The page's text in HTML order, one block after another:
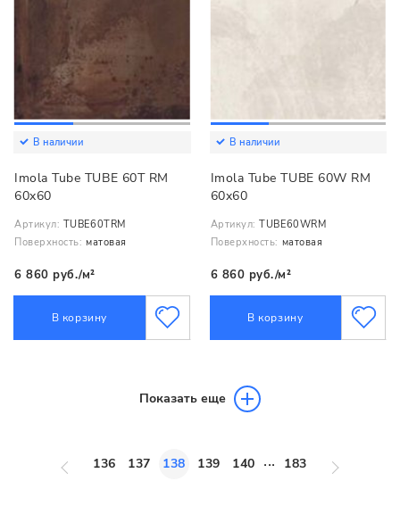
В наличии
Imola Tube TUBE 60T RM
60x60
Артикул: TUBE60TRM
Поверхность: матовая
6 860 руб./м²
В корзину
В наличии
Imola Tube TUBE 60W RM
60x60
Артикул: TUBE60WRM
Поверхность: матовая
6 860 руб./м²
В корзину
Показать еще
136 137 138 139 140 ... 183